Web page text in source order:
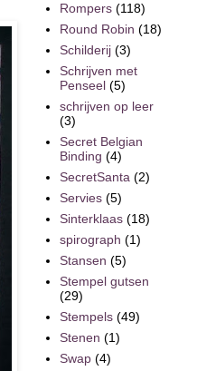
Rompers (118)
Round Robin (18)
Schilderij (3)
Schrijven met
Penseel (5)
schrijven op leer
(3)
Secret Belgian
Binding (4)
SecretSanta (2)
Servies (5)
Sinterklaas (18)
spirograph (1)
Stansen (5)
Stempel gutsen
(29)
Stempels (49)
Stenen (1)
Swap (4)